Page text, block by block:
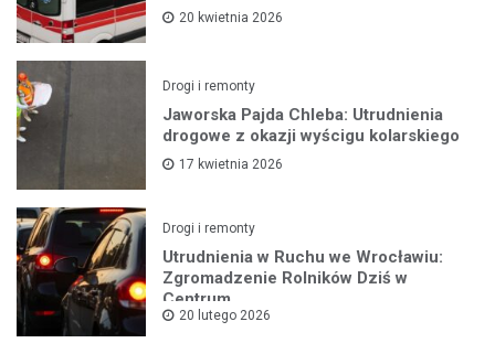
20 kwietnia 2026
Drogi i remonty
Jaworska Pajda Chleba: Utrudnienia
drogowe z okazji wyścigu kolarskiego
17 kwietnia 2026
Drogi i remonty
Utrudnienia w Ruchu we Wrocławiu:
Zgromadzenie Rolników Dziś w
Centrum
20 lutego 2026